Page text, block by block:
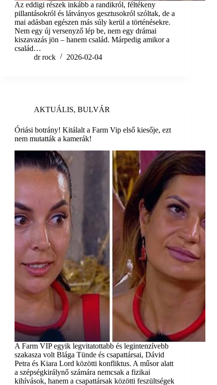
Az eddigi részek inkább a randikról, féltékeny
pillantásokról és látványos gesztusokról szóltak, de a
mai adásban egészen más súly kerül a történésekre.
Nem egy új versenyző lép be, nem egy drámai
kiszavazás jön – hanem család. Márpedig amikor a
család…
dr rock
2026-02-04
AKTUÁLIS, BULVÁR
Óriási botrány! Kitálalt a Farm Vip első kiesője, ezt
nem mutatták a kamerák!
A Farm VIP egyik legvitatottabb és legintenzívebb
szakasza volt Blága Tünde és csapattársai, Dávid
Petra és Kiara Lord közötti konfliktus. A műsor alatt
a szépségkirálynő számára nemcsak a fizikai
kihívások, hanem a csapattársak közötti feszültségek